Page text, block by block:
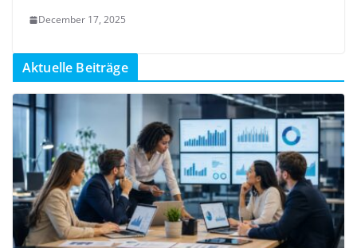
December 17, 2025
Aktuelle Beiträge